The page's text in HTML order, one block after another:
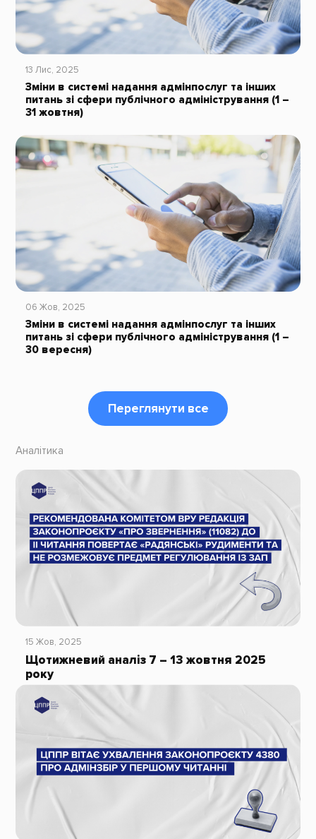
13 Лис, 2025
Зміни в системі надання адмінпослуг та інших
питань зі сфери публічного адміністрування (1 –
31 жовтня)
06 Жов, 2025
Зміни в системі надання адмінпослуг та інших
питань зі сфери публічного адміністрування (1 –
30 вересня)
Переглянути все
Аналітика
15 Жов, 2025
Щотижневий аналіз 7 – 13 жовтня 2025
року